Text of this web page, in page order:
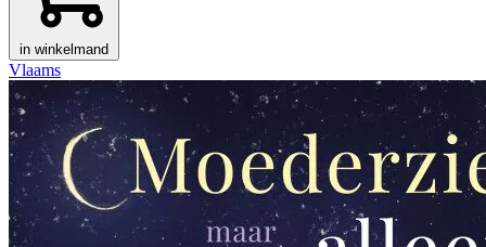
in winkelmand
Vlaams